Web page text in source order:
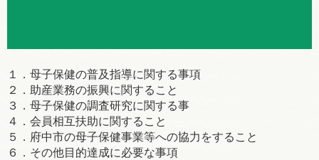
１．母子保健の普及指導に関する事項
２．助産業務の振興に関すること
３．母子保健の調査研究に関する事
４．会員相互扶助に関すること
５．府中市の母子保健事業等への協力をすること
６．その他目的達成に必要な事項